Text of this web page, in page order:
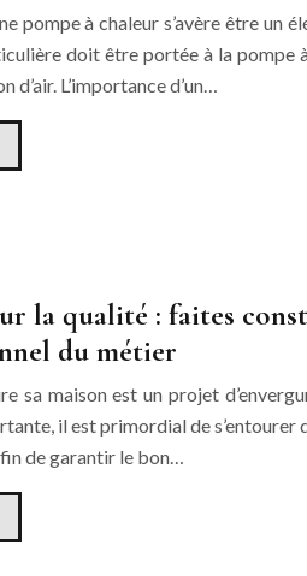
pompe à chaleur s’avère être
doit être portée à la pompe
d’air. L’importance d’un…
la qualité : faites
du métier
sa maison est un projet
il est primordial de
de garantir le bon…